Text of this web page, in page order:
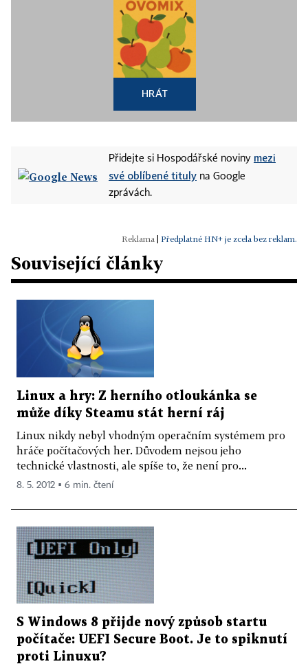
HRÁT
Přidejte si Hospodářské noviny mezi
své oblíbené tituly na Google
zprávách.
Předplatné HN+ je zcela bez reklam.
Související články
Linux a hry: Z herního otloukánka se
může díky Steamu stát herní ráj
Linux nikdy nebyl vhodným operačním systémem pro
hráče počítačových her. Důvodem nejsou jeho
technické vlastnosti, ale spíše to, že není pro...
8. 5. 2012 ▪ 6 min. čtení
S Windows 8 přijde nový způsob startu
počítače: UEFI Secure Boot. Je to spiknutí
proti Linuxu?